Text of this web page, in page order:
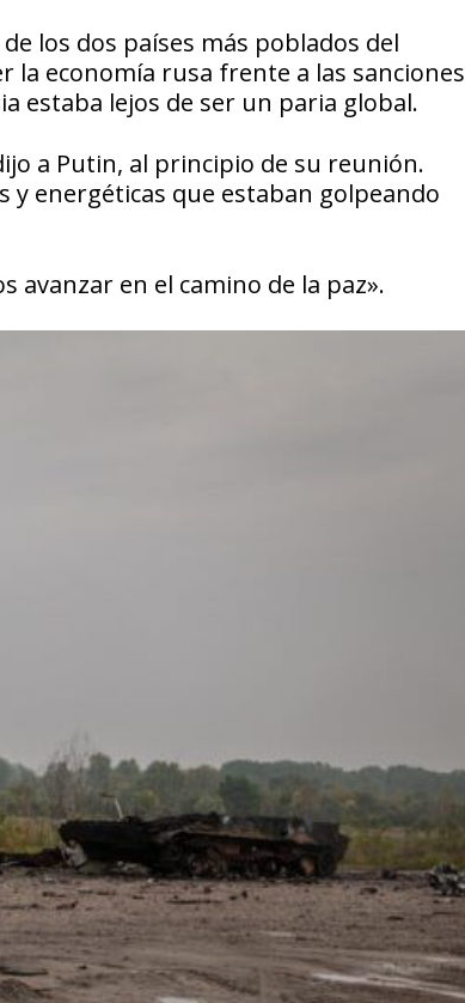
los dos países más poblados del
economía rusa frente a las sanciones
estaba lejos de ser un paria global.
a Putin, al principio de su reunión.
y energéticas que estaban golpeando
en el camino de la paz».